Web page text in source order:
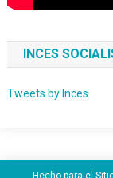
INCES
Tweets by Inces
Hecho para el